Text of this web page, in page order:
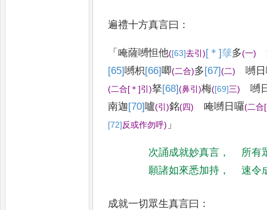
遍禮十方真言曰 ：
「 唵薩嚩怛他([63]去引)[＊]𦽆多(一)
[65]嚩枳[66]唧(二合)多 [67](二) 嚩日
(二合[＊]引)拏[68](鼻引)梅([69]三)
嚩
南迦[70]嚧(引)銘(四) 唵嚩日囉(二合
[72]反或作勿呼) 」
次誦成就妙真言 ，
所有
願諸如來悉加持 ， 速令
成就一切眾生真言曰 ：